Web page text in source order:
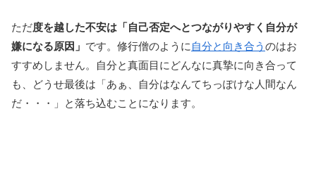
ただ度を越した不安は「自己否定へとつながりやすく自分が
嫌になる原因」 です。修行僧のように 自分と向き合う のはお
すすめしません。自分と真面目にどんなに真摯に向き合って
も、どうせ最後は「あぁ、自分はなんてちっぽけな人間なん
だ・・・」と落ち込むことになります。